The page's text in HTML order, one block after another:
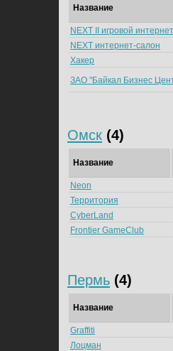
Название
NEXT II игровой
NEXT интернет-салон
Хакер
ЗАО "Байкал Бизнес
Омск (4)
Название
Neon
Территория
CyberLand
Frontier GameClub
Пермь (4)
Название
Graffiti
Лоцман